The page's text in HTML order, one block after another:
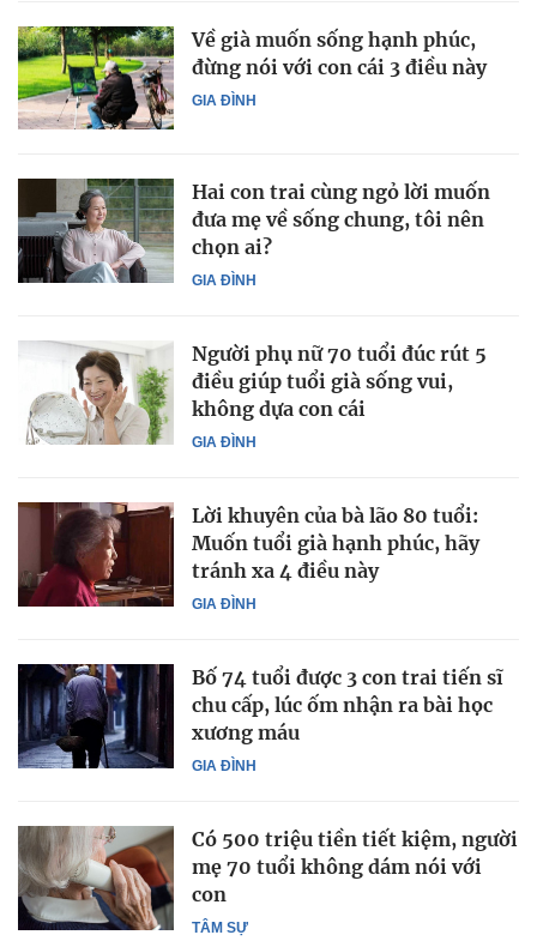
GIA ĐÌNH
Về già muốn sống hạnh phúc,
đừng nói với con cái 3 điều này
GIA ĐÌNH
Hai con trai cùng ngỏ lời muốn
đưa mẹ về sống chung, tôi nên
chọn ai?
GIA ĐÌNH
Người phụ nữ 70 tuổi đúc rút 5
điều giúp tuổi già sống vui,
không dựa con cái
GIA ĐÌNH
Lời khuyên của bà lão 80 tuổi:
Muốn tuổi già hạnh phúc, hãy
tránh xa 4 điều này
GIA ĐÌNH
Bố 74 tuổi được 3 con trai tiến sĩ
chu cấp, lúc ốm nhận ra bài học
xương máu
TÂM SỰ
Có 500 triệu tiền tiết kiệm, người
mẹ 70 tuổi không dám nói với
con